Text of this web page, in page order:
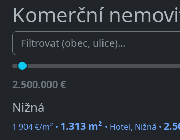
Komerční
2.500.000 €
Nižná
1 904 €/m² • 1.313 m² • Hotel, Nižná •